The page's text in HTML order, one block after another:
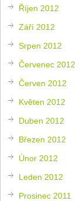
Říjen 2012
Září 2012
Srpen 2012
Červenec 2012
Červen 2012
Květen 2012
Duben 2012
Březen 2012
Únor 2012
Leden 2012
Prosinec 2011